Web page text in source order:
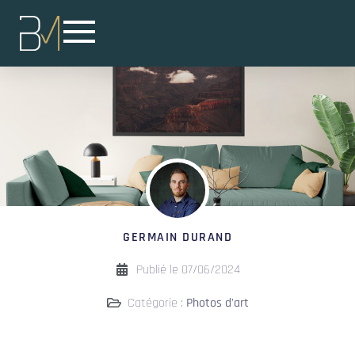
GERMAIN DURAND
Publié le 07/06/2024
Catégorie : Photos d'art